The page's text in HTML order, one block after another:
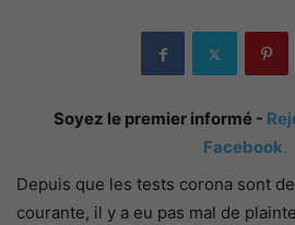
Soyez le premier informé -
Facebook.
Depuis que les tests corona sont
courante, il y a eu pas mal de